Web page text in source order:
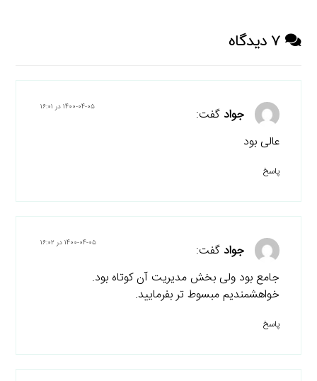
۷ دیدگاه
جواد گفت: ۱۴۰۰-۰۴-۰۵ در ۱۶:۰۱
عالی بود
پاسخ
جواد گفت: ۱۴۰۰-۰۴-۰۵ در ۱۶:۰۲
جامع بود ولی بخش مدیریت آن کوتاه بود.
خواهشمندیم مبسوط تر بفرمایید.
پاسخ